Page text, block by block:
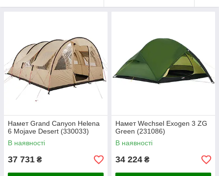
Намет Grand Canyon Helena
6 Mojave Desert (330033)
В наявності
37 731 ₴
Намет Wechsel Exogen 3 ZG
Green (231086)
В наявності
34 224 ₴